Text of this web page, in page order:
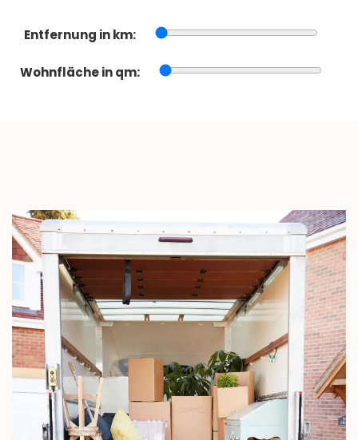
Entfernung in km:
Wohnfläche in qm: